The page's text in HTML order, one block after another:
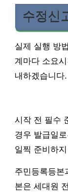
수정신
실제 실행 방
계마다 소요
내하겠습니다.
시작 전 필수
경우 발급일
일찍 준비하
주민등록등본
본은 세대원